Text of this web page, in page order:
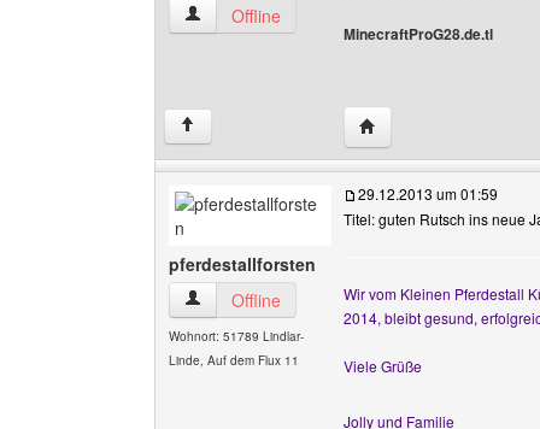
minecraftprog28 Benutzer-Profile anzeigen
Offline
MinecraftProG28.de.tl
↑ Website dieses
pferdestallforsten
pferdestallforsten Benutzer-Profile anzeigen
Offline
Wohnort: 51789 Lindlar-
Linde, Auf dem Flux 11
29.12.2013 um 01:59
Titel: guten Rutsch ins neue
Wir vom Kleinen Pferdestall
2014, bleibt gesund,
Viele Grüße
Jolly und Familie